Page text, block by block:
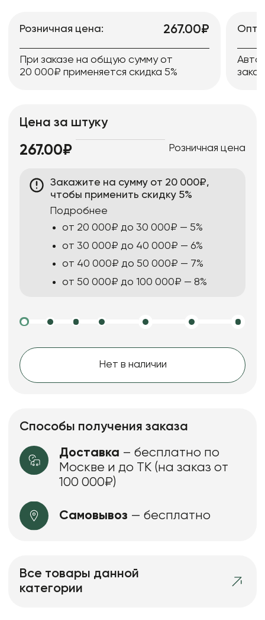
Розничная цена: 267.00₽
При заказе на общую сумму от
20 000₽ применяется скидка 5%
Цена за штуку
267.00₽ Розничная цена
Закажите на сумму от 20 000₽,
чтобы применить скидку 5%
Подробнее
от 20 000₽ до 30 000₽ — 5%
от 30 000₽ до 40 000₽ — 6%
от 40 000₽ до 50 000₽ — 7%
от 50 000₽ до 100 000₽ — 8%
Нет в наличии
Способы получения заказа
Доставка – бесплатно по
Москве и до ТК (на заказ от
100 000₽)
Самовывоз — бесплатно
Все товары данной
категории